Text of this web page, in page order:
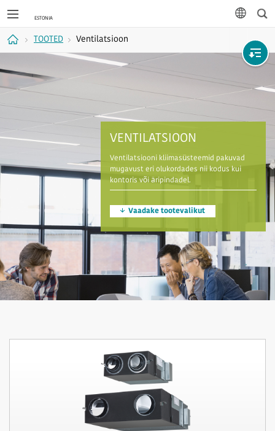
Otsi
TOOTED Ventilatsioon
VENTILATSIOON
Ventilatsiooni kliimasüsteemid pakuvad
mugavust eri olukordades nii kodus kui
kontoris või äripindadel.
Vaadake tootevalikut